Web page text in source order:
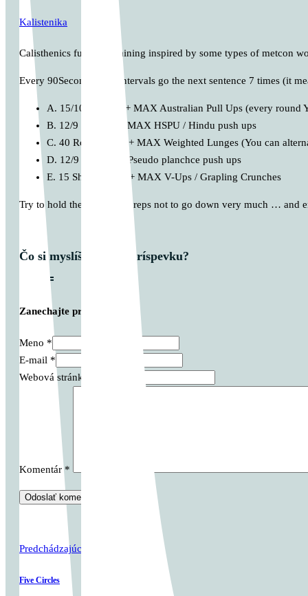
Kalistenika
Calisthenics fullbody training inspired by some types of metcon
Every 90Seconds x 35 intervals go the next sentence 7 times (it
A. 15/10 Burpees + MAX Australian Pull Ups (every round
B. 12/9 Calories + MAX HSPU / Hindu push ups
C. 40 Rope Jumps + MAX Weighted Lunges (You can
D. 12/9 Calories + Pseudo planchce push ups
E. 15 Shuttle Runs + MAX V-Ups / Grapling Crunches
Try to hold the same reps, reps not to go down very much … and
Čo si myslíš o tomto príspevku?
Zanechajte prvý komentár
Meno *
E-mail *
Webová stránka
Komentár*
Predchádzajúci príspevok
Five Circles